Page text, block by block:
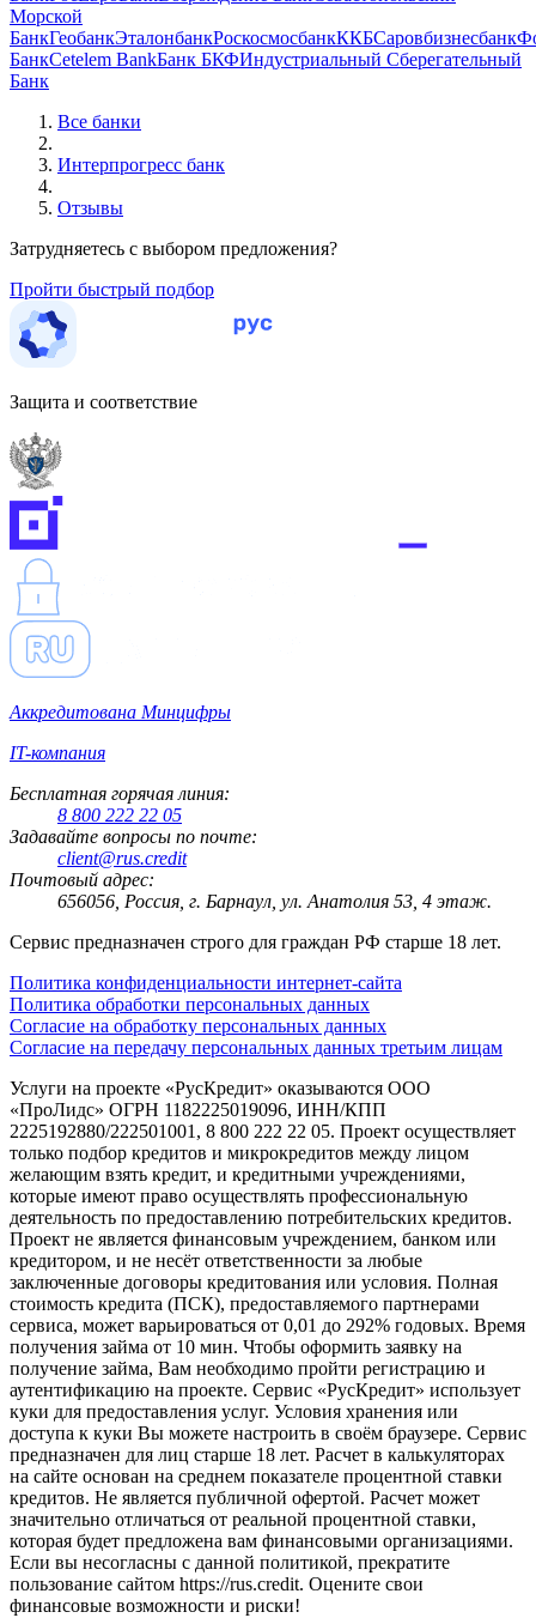
Морской
БанкГеобанкЭталонбанкРоскосмосбанкККБСаровбизнесбанк
БанкCetelem BankБанк БКФИндустриальный Сберегательный
Банк
Все банки
Интерпрогресс банк
Отзывы
Затрудняетесь с выбором предложения?
Пройти быстрый подбор
Защита и соответствие
Аккредитована Минцифры
IT-компания
Бесплатная горячая линия:
8 800 222 22 05
Задавайте вопросы по почте:
client@rus.credit
Почтовый адрес:
656056, Россия, г. Барнаул, ул. Анатолия 53, 4 этаж.
Сервис предназначен строго для граждан РФ старше 18 лет.
Политика конфиденциальности интернет-сайта
Политика обработки персональных данных
Согласие на обработку персональных данных
Согласие на передачу персональных данных третьим лицам
Услуги на проекте «РусКредит» оказываются ООО
«ПроЛидс» ОГРН 1182225019096, ИНН/КПП
2225192880/222501001, 8 800 222 22 05. Проект осуществляет
только подбор кредитов и микрокредитов между лицом
желающим взять кредит, и кредитными учреждениями,
которые имеют право осуществлять профессиональную
деятельность по предоставлению потребительских кредитов.
Проект не является финансовым учреждением, банком или
кредитором, и не несёт ответственности за любые
заключенные договоры кредитования или условия. Полная
стоимость кредита (ПСК), предоставляемого партнерами
сервиса, может варьироваться от 0,01 до 292% годовых. Время
получения займа от 10 мин. Чтобы оформить заявку на
получение займа, Вам необходимо пройти регистрацию и
аутентификацию на проекте. Сервис «РусКредит» использует
куки для предоставления услуг. Условия хранения или
доступа к куки Вы можете настроить в своём браузере. Сервис
предназначен для лиц старше 18 лет. Расчет в калькуляторах
на сайте основан на среднем показателе процентной ставки
кредитов. Не является публичной офертой. Расчет может
значительно отличаться от реальной процентной ставки,
которая будет предложена вам финансовыми организациями.
Если вы несогласны с данной политикой, прекратите
пользование сайтом https://rus.credit. Оцените свои
финансовые возможности и риски!